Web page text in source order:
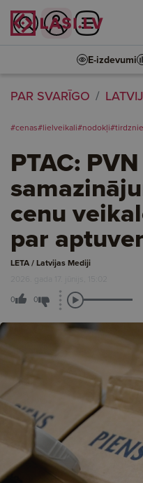
E-izdevumi
PAR SVARĪGO
#cenas#lielveikali#nodokļi
PTAC: PVN
cenu
par
LETA / Latvijas Mediji
2026. gada 17. jūnijs, 15:02
0 0